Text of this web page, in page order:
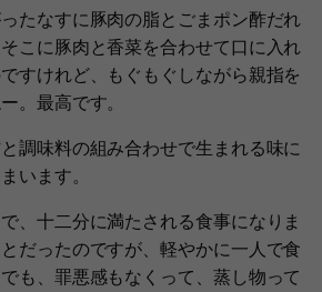
たなすに豚肉の脂とごまポン酢だれ
こに豚肉と香菜を合わせて口に入れ
すけれど、もぐもぐしながら親指を
。最高です。
調味料の組み合わせで生まれる味に
います。
、十二分に満たされる食事になりま
だったのですが、軽やかに一人で食
も、罪悪感もなくって、蒸し物って